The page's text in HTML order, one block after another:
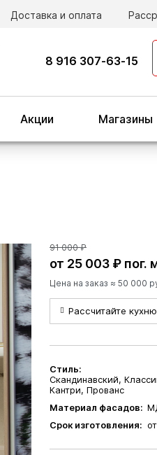
Доставка и оплата
8 916 307-63-15
Акции Магазины
91 000 ₽
от 25 003 ₽ пог.
Цена на заказ ≈ 50 000
Рассчитайте кухню
Стиль:
Скандинавский,
Кантри, Прованс
Материал фасадов:
Срок изготовления: